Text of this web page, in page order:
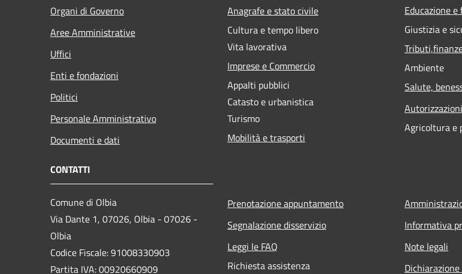
Organi di Governo
Aree Amministrative
Uffici
Enti e fondazioni
Politici
Personale Amministrativo
Documenti e dati
Anagrafe e stato civile
Cultura e tempo libero
Vita lavorativa
Imprese e Commercio
Appalti pubblici
Catasto e urbanistica
Turismo
Mobilità e trasporti
Educazione
Giustizia e
Ambiente
Salute,
Autorizzazioni
Agricoltura e
CONTATTI
Comune di Olbia
Via Dante 1, 07026, Olbia - 07026 -
Olbia
Codice Fiscale: 91008330903
Partita IVA: 00920660909
Prenotazione appuntamento
Segnalazione disservizio
Leggi le FAQ
Richiesta assistenza
Informativa
Note legali